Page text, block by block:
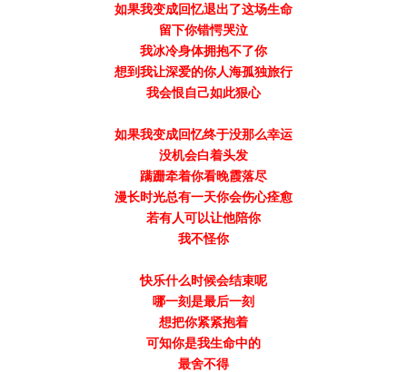
如果我变成回忆退出了这场生命
留下你错愕哭泣
我冰冷身体拥抱不了你
想到我让深爱的你人海孤独旅行
我会恨自己如此狠心
如果我变成回忆终于没那么幸运
没机会白着头发
蹒跚牵着你看晚霞落尽
漫长时光总有一天你会伤心痊愈
若有人可以让他陪你
我不怪你
快乐什么时候会结束呢
哪一刻是最后一刻
想把你紧紧抱着
可知你是我生命中的
最舍不得